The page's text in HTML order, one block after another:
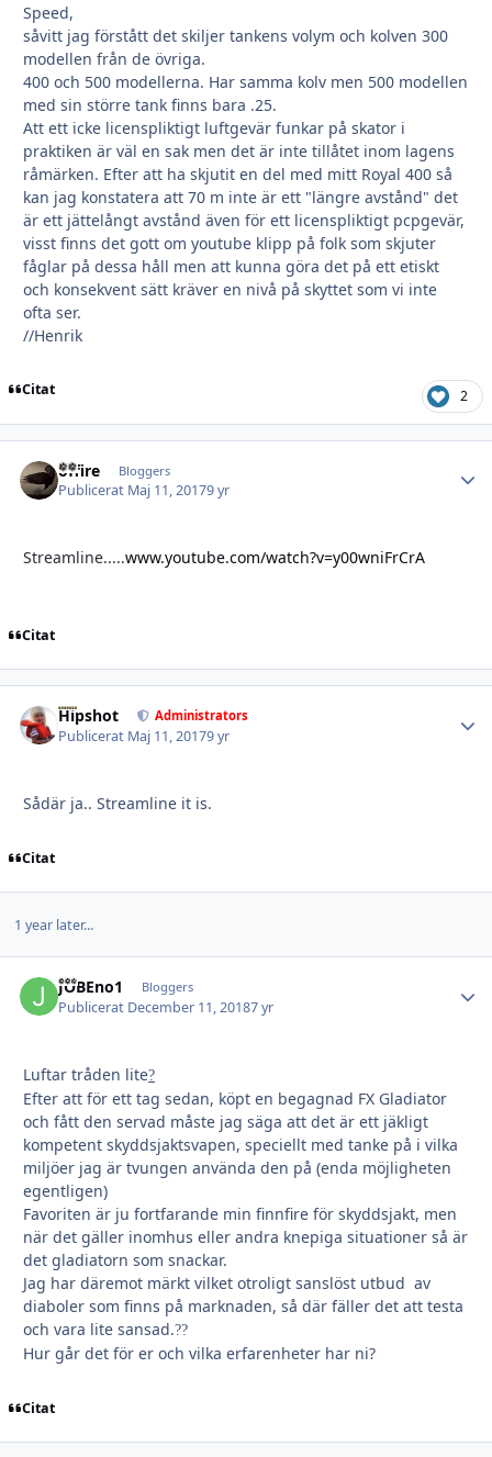
Speed,
såvitt jag förstått det skiljer tankens volym och kolven 300
modellen från de övriga.
400 och 500 modellerna. Har samma kolv men 500 modellen
med sin större tank finns bara .25.
Att ett icke licenspliktigt luftgevär funkar på skator i
praktiken är väl en sak men det är inte tillåtet inom lagens
råmärken. Efter att ha skjutit en del med mitt Royal 400 så
kan jag konstatera att 70 m inte är ett "längre avstånd" det
är ett jättelångt avstånd även för ett licenspliktigt pcpgevär,
visst finns det gott om youtube klipp på folk som skjuter
fåglar på dessa håll men att kunna göra det på ett etiskt
och konsekvent sätt kräver en nivå på skyttet som vi inte
ofta ser.
//Henrik
Citat 2
offire Bloggers
Publicerat Maj 11, 20179 yr
Streamline.....www.youtube.com/watch?v=y00wniFrCrA
Citat
Hipshot Administrators
Publicerat Maj 11, 20179 yr
Sådär ja.. Streamline it is.
Citat
1 year later...
JOBEno1 Bloggers
Publicerat December 11, 20187 yr
Luftar tråden lite?
Efter att för ett tag sedan, köpt en begagnad FX Gladiator
och fått den servad måste jag säga att det är ett jäkligt
kompetent skyddsjaktsvapen, speciellt med tanke på i vilka
miljöer jag är tvungen använda den på (enda möjligheten
egentligen)
Favoriten är ju fortfarande min finnfire för skyddsjakt, men
när det gäller inomhus eller andra knepiga situationer så är
det gladiatorn som snackar.
Jag har däremot märkt vilket otroligt sanslöst utbud av
diaboler som finns på marknaden, så där fäller det att testa
och vara lite sansad.??
Hur går det för er och vilka erfarenheter har ni?
Citat